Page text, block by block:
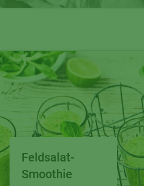
Feldsalat-
Smoothie